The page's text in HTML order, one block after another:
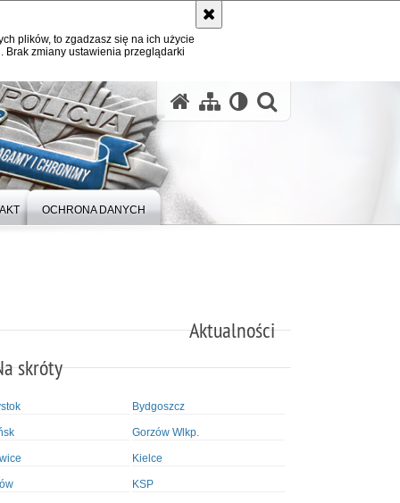
plików, to zgadzasz się na ich użycie
zmiany ustawienia przeglądarki
OCHRONA DANYCH
Aktualności
skróty
Bydgoszcz
Gorzów Wlkp.
Kielce
KSP